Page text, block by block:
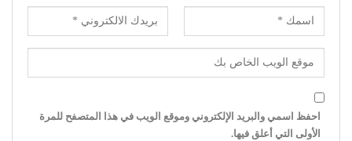
احفظ اسمي والبريد الإلكتروني وموقع الويب في هذا المتصفح للمرة
الأولى التي أعلق فيها.